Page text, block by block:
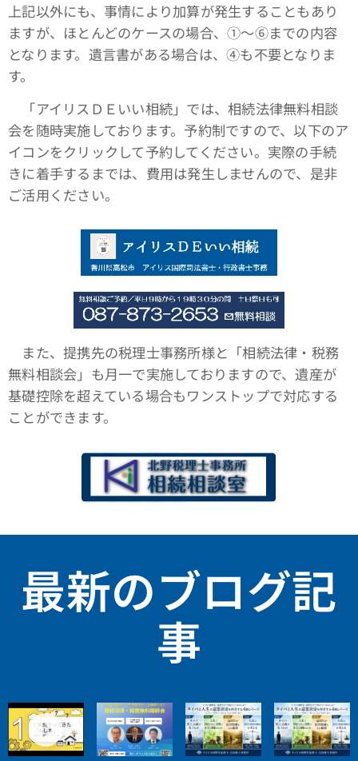
上記以外にも、事情により加算が発生することもあり
ますが、ほとんどのケースの場合、①～⑥までの内容
となります。遺言書がある場合は、④も不要となりま
す。
「アイリスＤＥいい相続」では、相続法律無料相談
会を随時実施しております。予約制ですので、以下のア
イコンをクリックして予約してください。実際の手続
きに着手するまでは、費用は発生しませんので、是非
ご活用ください。
また、提携先の税理士事務所様と「相続法律・税務
無料相談会」も月一で実施しておりますので、遺産が
基礎控除を超えている場合もワンストップで対応する
ことができます。
最新のブログ記
事